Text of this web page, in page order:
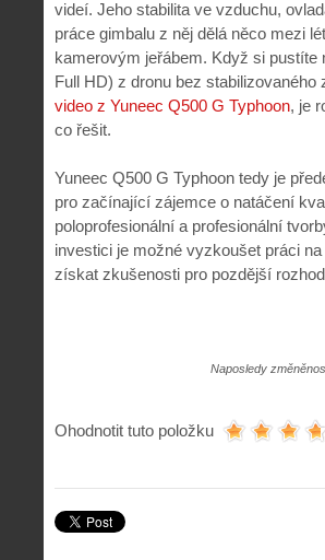
videí. Jeho stabilita ve vzduchu,
práce gimbalu z něj dělá něco mezi
kamerovým jeřábem. Když si pustíte
Full HD) z dronu bez stabilizovaného
video z Yuneec Q500 G Typhoon, je
co řešit.
Yuneec Q500 G Typhoon tedy je
pro začínající zájemce o natáčení
poloprofesionální a profesionální
investici je možné vyzkoušet práci
získat zkušenosti pro pozdější
Naposledy
Ohodnotit tuto položku